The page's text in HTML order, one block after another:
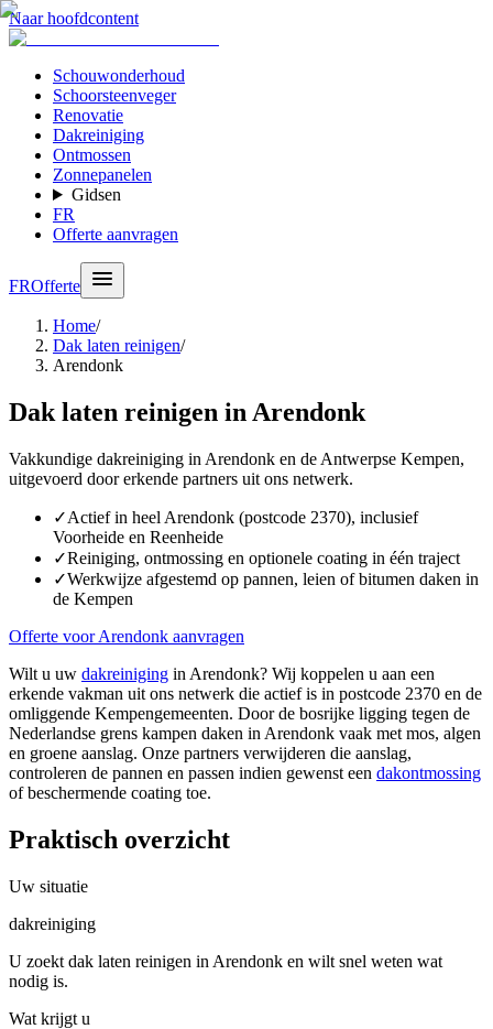
Naar hoofdcontent
Schouwonderhoud
Schoorsteenveger
Renovatie
Dakreiniging
Ontmossen
Zonnepanelen
Gidsen
FR
Offerte aanvragen
FROfferte
Home/
Dak laten reinigen/
Arendonk
Dak laten reinigen in Arendonk
Vakkundige dakreiniging in Arendonk en de Antwerpse Kempen,
uitgevoerd door erkende partners uit ons netwerk.
✓Actief in heel Arendonk (postcode 2370), inclusief
Voorheide en Reenheide
✓Reiniging, ontmossing en optionele coating in één traject
✓Werkwijze afgestemd op pannen, leien of bitumen daken in
de Kempen
Offerte voor Arendonk aanvragen
Wilt u uw dakreiniging in Arendonk? Wij koppelen u aan een
erkende vakman uit ons netwerk die actief is in postcode 2370 en de
omliggende Kempengemeenten. Door de bosrijke ligging tegen de
Nederlandse grens kampen daken in Arendonk vaak met mos, algen
en groene aanslag. Onze partners verwijderen die aanslag,
controleren de pannen en passen indien gewenst een dakontmossing
of beschermende coating toe.
Praktisch overzicht
Uw situatie
dakreiniging
U zoekt dak laten reinigen in Arendonk en wilt snel weten wat
nodig is.
Wat krijgt u